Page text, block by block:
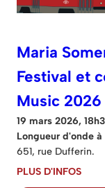
Maria
Festival et
Music 2026
19 mars 2026,
Longueur d'onde
651, rue Dufferin.
PLUS D'INFOS